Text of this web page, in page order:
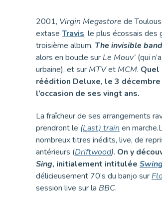
2001, Virgin Megastore de
extase Travis, le plus écossais
troisième album, The invisible band
alors en boucle sur Le Mouv’ (qui
urbaine), et sur MTVet MCM. Quel
réédition Deluxe, le 3
l’occasion de ses vingt ans.
La fraîcheur de ses arrangements
prendront le (Last) train en
nombreux titres inédits, live, de
antérieurs (Driftwood). On y
Sing, initialement intitulée Swing
délicieusement 70’s du banjo sur
session live sur la BBC.